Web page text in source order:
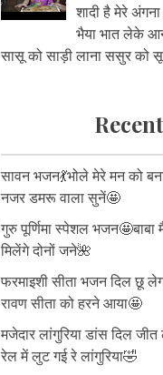
शादी है मेरे
भैया भात लेके
सासू को साड़ी लाना ससुर को
सावन भजन💃भोले मेरे मन को
नजर डमरू वाला सुनें🤩
गुरु पूर्णिमा स्पेशल भजन🤩बाबा
मिलेंगे दोनों जने🌺
फरमाइशी सीता भजन दिल छू
रावण सीता को हरने आया🤩
मजेदार लांगुरिया डांस दिल
रेल में लुट गई रे लांगुरिया🤣